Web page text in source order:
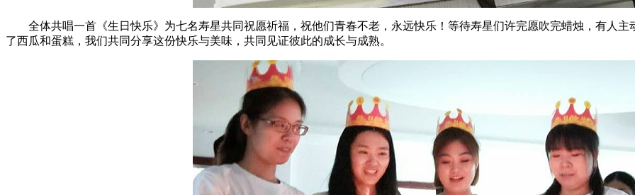
全体共唱一首《生日快乐》为七名寿星共同祝愿祈福，祝他们青春不老，永远快乐！等待寿星们许完愿吹完蜡烛，有人主
了西瓜和蛋糕，我们共同分享这份快乐与美味，共同见证彼此的成长与成熟。